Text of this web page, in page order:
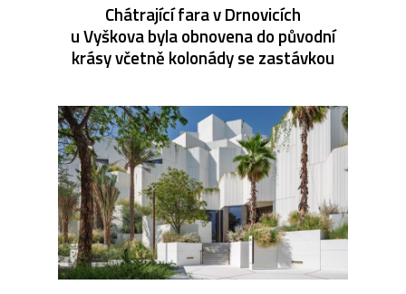
Chátrající fara v Drnovicích
u Vyškova byla obnovena do původní
krásy včetně kolonády se zastávkou